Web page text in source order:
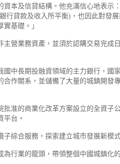
本及信貸結構。他充滿信心地表示
貸款及收入所平衡)，也因此對發
基礎。」
營業務資產，並須於認購交易完成
中長期投融資領域的主力銀行，國
作關系，並儲備了大量的城鎮開發
准的商業化改革方案設立的全資子
平台。
綜合服務，探索建立城市發展新模
行業的龍頭，帶領整個中國城鎮化